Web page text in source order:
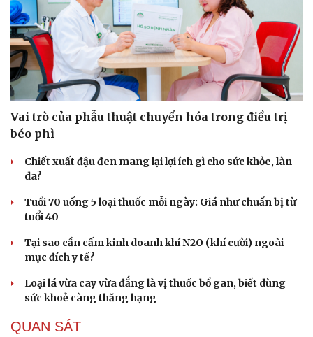
Vai trò của phẫu thuật chuyển hóa trong điều trị
béo phì
Chiết xuất đậu đen mang lại lợi ích gì cho sức khỏe, làn
da?
Tuổi 70 uống 5 loại thuốc mỗi ngày: Giá như chuẩn bị từ
tuổi 40
Tại sao cần cấm kinh doanh khí N2O (khí cười) ngoài
mục đích y tế?
Loại lá vừa cay vừa đắng là vị thuốc bổ gan, biết dùng
sức khoẻ càng thăng hạng
QUAN SÁT